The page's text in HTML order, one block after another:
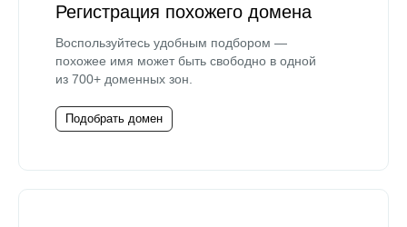
Регистрация похожего домена
Воспользуйтесь удобным подбором —
похожее имя может быть свободно в одной
из 700+ доменных зон.
Подобрать домен